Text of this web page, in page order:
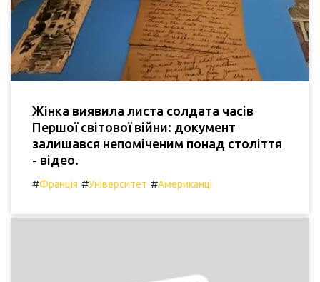
Жінка виявила листа солдата часів
Першої світової війни: документ
залишався непоміченим понад століття
- відео.
#Франція #Університет #Американці